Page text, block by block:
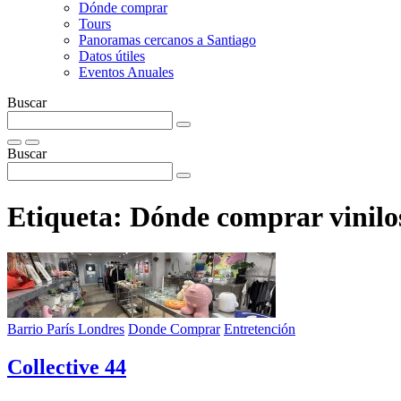
Dónde comprar
Tours
Panoramas cercanos a Santiago
Datos útiles
Eventos Anuales
Buscar
Buscar
Etiqueta: Dónde comprar
Barrio París Londres Donde Comprar Entretención
Collective 44